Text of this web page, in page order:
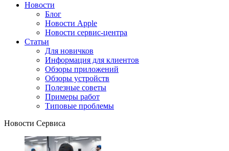
Новости
Блог
Новости Apple
Новости сервис-центра
Статьи
Для новичков
Информация для клиентов
Обзоры приложений
Обзоры устройств
Полезные советы
Примеры работ
Типовые проблемы
Новости Сервиса